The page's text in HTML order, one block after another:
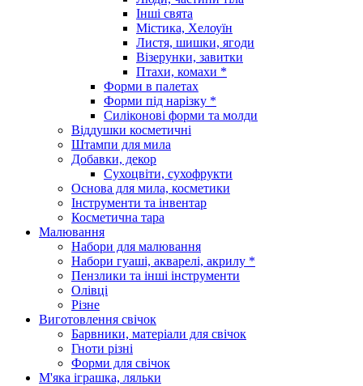
Інші свята
Містика, Хелоуїн
Листя, шишки, ягоди
Візерунки, завитки
Птахи, комахи *
Форми в палетах
Форми під нарізку *
Силіконові форми та молди
Віддушки косметичні
Штампи для мила
Добавки, декор
Сухоцвіти, сухофрукти
Основа для мила, косметики
Інструменти та інвентар
Косметична тара
Малювання
Набори для малювання
Набори гуаші, акварелі, акрилу *
Пензлики та інші інструменти
Олівці
Різне
Виготовлення свічок
Барвники, матеріали для свічок
Гноти різні
Форми для свічок
М'яка іграшка, ляльки